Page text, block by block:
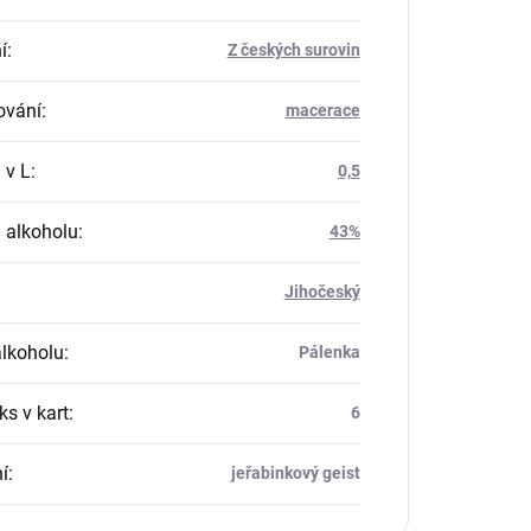
: Z českých surovin
: macerace
v L: 0,5
alkoholu: 43%
Jihočeský
: Pálenka
v kart: 6
: jeřabinkový geist